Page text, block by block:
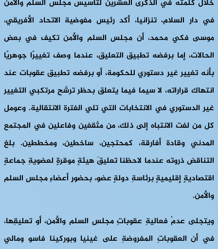
خلال كلمته في الذكرى العشرين لتأسيس مجلس السلم والأمن
في دار السلام، تنزانيا، أكد رئيس مفوضية الاتحاد الأفريقي،
موسى فكي محمد، أن مجلس السلم والأمن تكيف في بعض
الحالات، إما برفضه تطبيق التعليق، عندما وصف تغييرًا جوهريًا
بأنه تغيير غير دستوري للحكومة، أو برفضه تطبيق عقوبات عند
انتهاك قراراته، لا سيما فيما يتعلق بحظر ترشح مرتكبي التغيير
غير الدستوري في الانتخابات التي تلي الفترة الانتقالية. وعومل
كل من لفت الانتباه إلى ذلك، من مثقفين وفاعلين في المجتمع
المدني وقادة أفارقة، كمحتجين، ساخطين، ومخططين. بلغ
التناقض ذروته عندما لاحظنا تعليقَ هيئةٍ موقرةٍ لعضويةِ جماعةٍ
اقتصاديةٍ إقليميةٍ برئاسةِ دولةٍ عضو، بحضورِ أعضاءِ مجلسِ السلم
والأمن.
ويتجلى عدمُ فعاليةِ عقوباتِ مجلسِ السلم والأمن، أو تعليقِها،
في أن العقوباتِ المفروضةِ على غينيا وبوركينا فاسو ومالي